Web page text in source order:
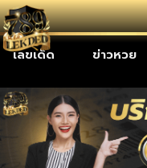
เลขเด็ด ข่าวหวย